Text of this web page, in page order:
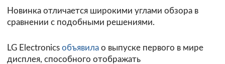
Новинка отличается широкими углами обзора в
сравнении с подобными решениями.
LG Electronics объявила о выпуске первого в мире
дисплея, способного отображать